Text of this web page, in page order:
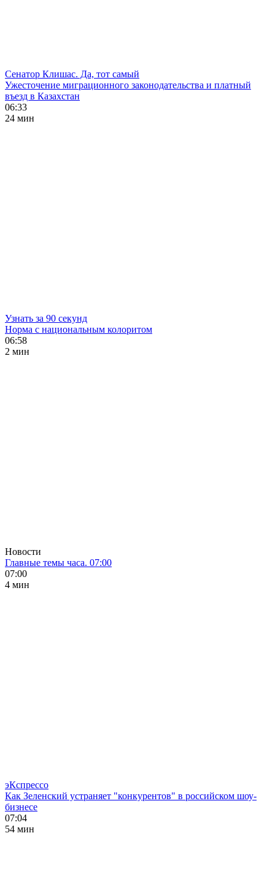
Сенатор Клишас. Да, тот самый
Ужесточение миграционного законодательства и платный
въезд в Казахстан
06:33
24 мин
Узнать за 90 секунд
Норма с национальным колоритом
06:58
2 мин
Новости
Главные темы часа. 07:00
07:00
4 мин
эКспрессо
Как Зеленский устраняет "конкурентов" в российском шоу-
бизнесе
07:04
54 мин